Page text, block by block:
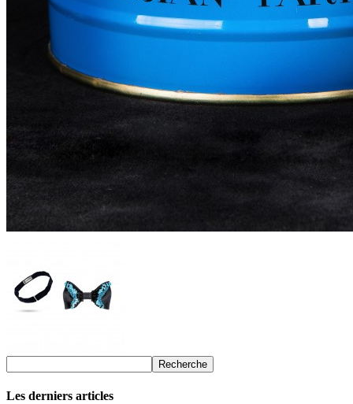
Les derniers articles